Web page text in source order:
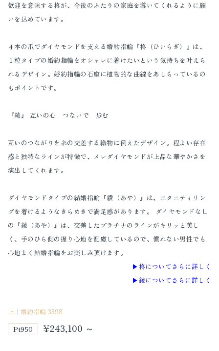
歓迎を意味する柊が、今後のふたりの家庭を導いてくれるように願
いを込めています。
４本の爪でダイヤモンドを支える婚約指輪『柊（ひいらぎ）』は、
１粒タイプの婚約指輪をオシャレに着けたいという気持ちを叶えら
れるデザイン。婚約指輪の石座に植物的な曲線をあしらっているの
もポイントです。
『綾』 互いの心 つないで 歩む
互いのつながりを糸の交差する織物に例えたデザイン。程よい存在
感と独特なラインが特徴で、メレダイヤモンドが上品な華やかさを
演出してくれます。
ダイヤモンドタイプの結婚指輪『綾（あや）』は、エタニティリン
グを着けるようなきらめきで満足感があります。 ダイヤモンドなし
の『綾（あや）』は、交差したプラチナのラインがキリッと美し
く、手のひら側の握り心地を配慮しているので、慣れない男性でも
心地よく結婚指輪をお楽しみ頂けます。
▶︎柊についてさらに詳しく
▶︎綾についてさらに詳しく
上｜婚約指輪 3398
Pt950 ¥243,100 ～